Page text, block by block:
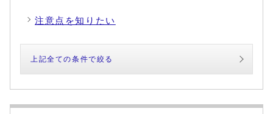
注意点を知りたい
上記全ての条件で絞る